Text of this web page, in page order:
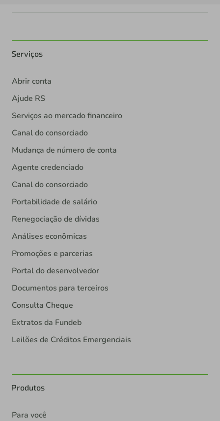
Serviços
Abrir conta
Ajude RS
Serviços ao mercado financeiro
Canal do consorciado
Mudança de número de conta
Agente credenciado
Canal do consorciado
Portabilidade de salário
Renegociação de dívidas
Análises econômicas
Promoções e parcerias
Portal do desenvolvedor
Documentos para terceiros
Consulta Cheque
Extratos da Fundeb
Leilões de Créditos Emergenciais
Produtos
Para você